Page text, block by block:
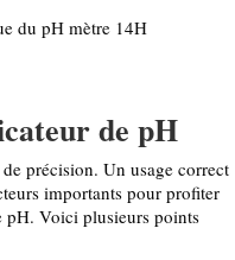
du pH mètre 14H
de pH
précision. Un usage correct
importants pour profiter
pH. Voici plusieurs points